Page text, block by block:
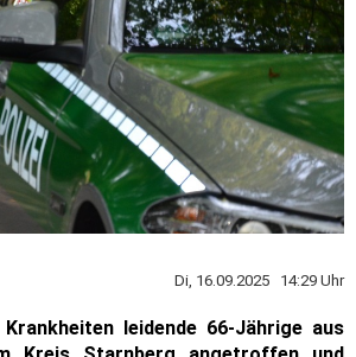
Di, 16.09.2025 14:29 Uhr
leidende 66-Jährige aus